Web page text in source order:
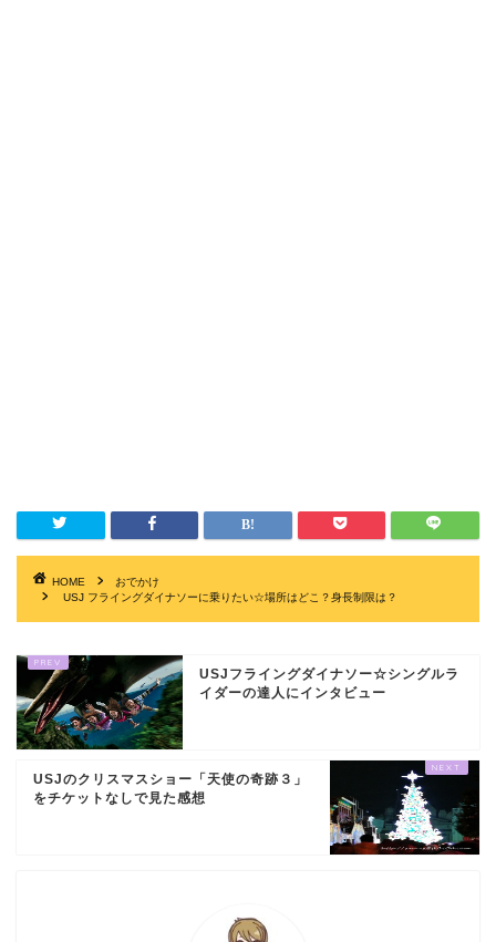
HOME
おでかけ
USJ フライングダイナソーに乗りたい☆場所はどこ？身長制限は？
USJフライングダイナソー☆シングルラ
イダーの達人にインタビュー
USJのクリスマスショー「天使の奇跡３」
をチケットなしで見た感想